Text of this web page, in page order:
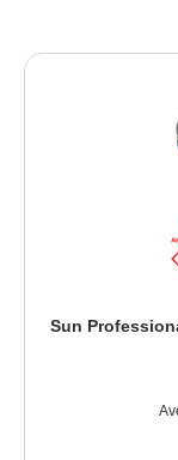
Sun